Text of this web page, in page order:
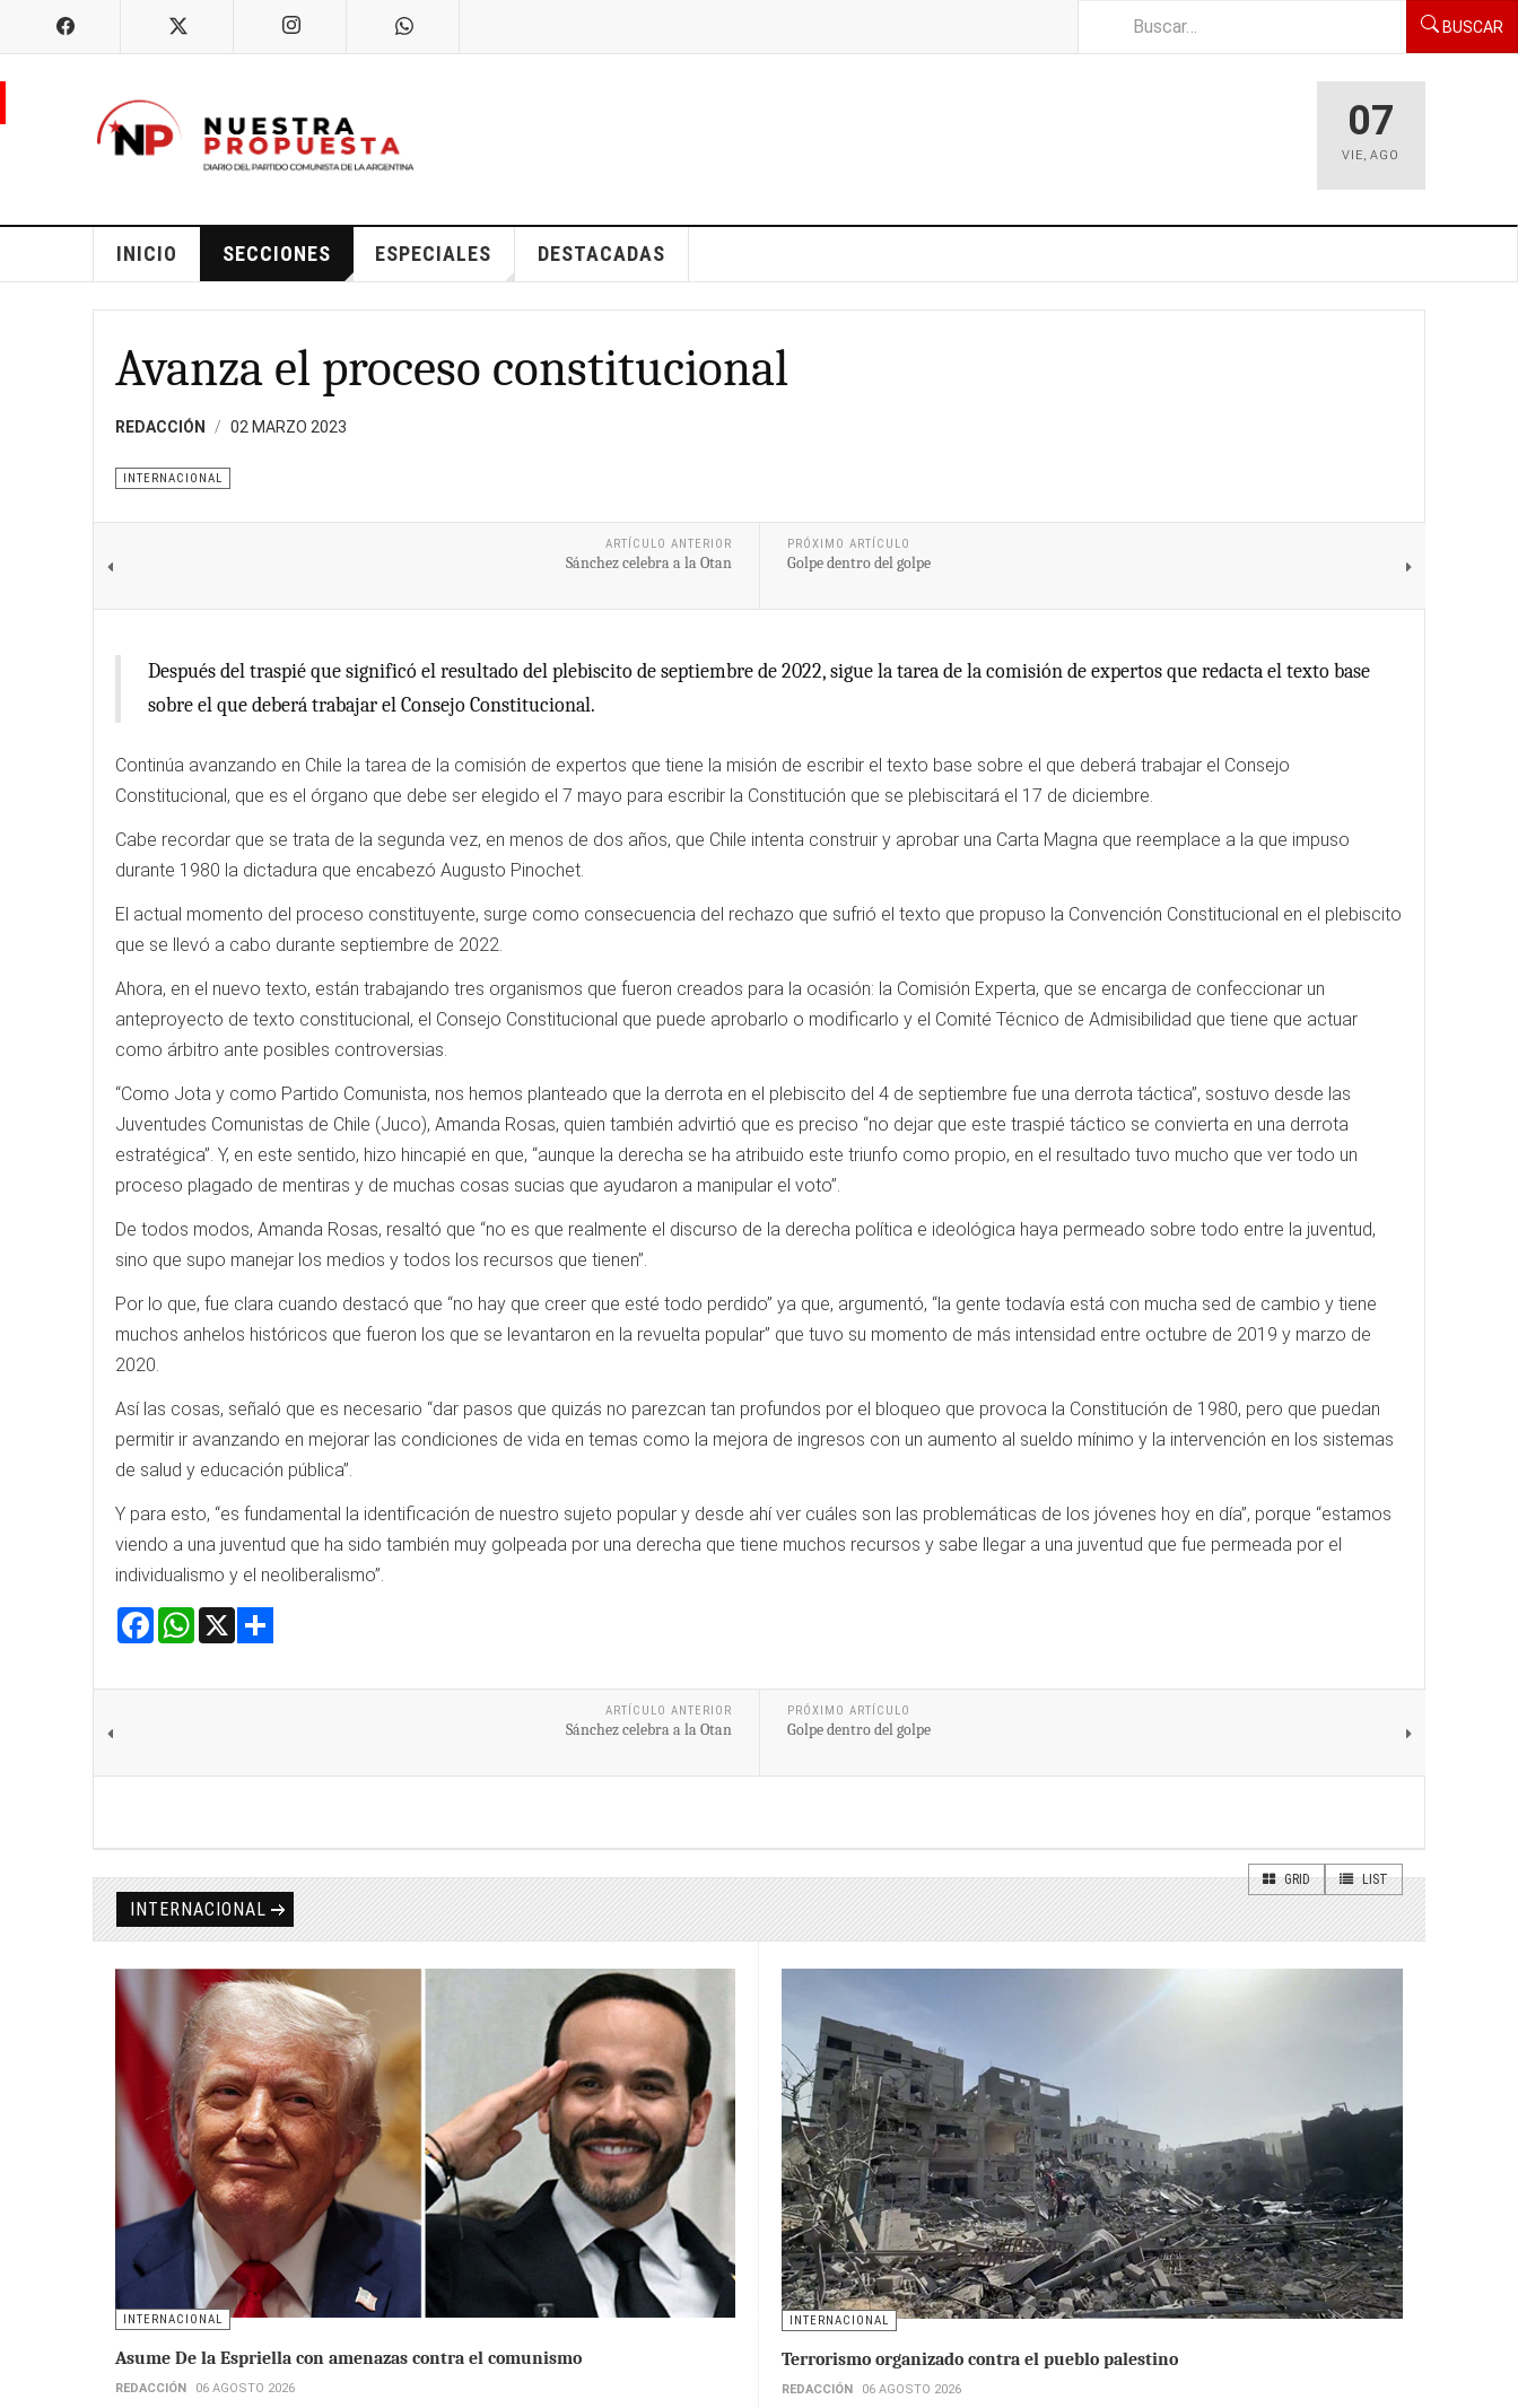
BUSCAR
07
VIE,AGO
INICIO SECCIONES ESPECIALES DESTACADAS
Avanza el proceso constitucional
REDACCIÓN 02 MARZO 2023
INTERNACIONAL
ARTÍCULO ANTERIOR
Sánchez celebra a la Otan
PRÓXIMO ARTÍCULO
Golpe dentro del golpe
Después del traspié que significó el resultado del plebiscito de septiembre de 2022, sigue la tarea de la comisión de expertos que redacta el texto base
sobre el que deberá trabajar el Consejo Constitucional.
Continúa avanzando en Chile la tarea de la comisión de expertos que tiene la misión de escribir el texto base sobre el que deberá trabajar el Consejo
Constitucional, que es el órgano que debe ser elegido el 7 mayo para escribir la Constitución que se plebiscitará el 17 de diciembre.
Cabe recordar que se trata de la segunda vez, en menos de dos años, que Chile intenta construir y aprobar una Carta Magna que reemplace a la que impuso
durante 1980 la dictadura que encabezó Augusto Pinochet.
El actual momento del proceso constituyente, surge como consecuencia del rechazo que sufrió el texto que propuso la Convención Constitucional en el plebiscito
que se llevó a cabo durante septiembre de 2022.
Ahora, en el nuevo texto, están trabajando tres organismos que fueron creados para la ocasión: la Comisión Experta, que se encarga de confeccionar un
anteproyecto de texto constitucional, el Consejo Constitucional que puede aprobarlo o modificarlo y el Comité Técnico de Admisibilidad que tiene que actuar
como árbitro ante posibles controversias.
“Como Jota y como Partido Comunista, nos hemos planteado que la derrota en el plebiscito del 4 de septiembre fue una derrota táctica”, sostuvo desde las
Juventudes Comunistas de Chile (Juco), Amanda Rosas, quien también advirtió que es preciso “no dejar que este traspié táctico se convierta en una derrota
estratégica”. Y, en este sentido, hizo hincapié en que, “aunque la derecha se ha atribuido este triunfo como propio, en el resultado tuvo mucho que ver todo un
proceso plagado de mentiras y de muchas cosas sucias que ayudaron a manipular el voto”.
De todos modos, Amanda Rosas, resaltó que “no es que realmente el discurso de la derecha política e ideológica haya permeado sobre todo entre la juventud,
sino que supo manejar los medios y todos los recursos que tienen”.
Por lo que, fue clara cuando destacó que “no hay que creer que esté todo perdido” ya que, argumentó, “la gente todavía está con mucha sed de cambio y tiene
muchos anhelos históricos que fueron los que se levantaron en la revuelta popular” que tuvo su momento de más intensidad entre octubre de 2019 y marzo de
2020.
Así las cosas, señaló que es necesario “dar pasos que quizás no parezcan tan profundos por el bloqueo que provoca la Constitución de 1980, pero que puedan
permitir ir avanzando en mejorar las condiciones de vida en temas como la mejora de ingresos con un aumento al sueldo mínimo y la intervención en los sistemas
de salud y educación pública”.
Y para esto, “es fundamental la identificación de nuestro sujeto popular y desde ahí ver cuáles son las problemáticas de los jóvenes hoy en día”, porque “estamos
viendo a una juventud que ha sido también muy golpeada por una derecha que tiene muchos recursos y sabe llegar a una juventud que fue permeada por el
individualismo y el neoliberalismo”.
Facebook
WhatsApp
ARTÍCULO ANTERIOR
Sánchez celebra a la Otan
PRÓXIMO ARTÍCULO
Golpe dentro del golpe
GRID LIST
INTERNACIONAL
INTERNACIONAL
Asume De la Espriella con amenazas contra el comunismo
REDACCIÓN 06 AGOSTO 2026
INTERNACIONAL
Terrorismo organizado contra el pueblo palestino
REDACCIÓN 06 AGOSTO 2026